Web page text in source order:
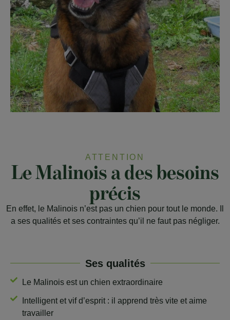
ATTENTION
Le Malinois a des besoins
précis
En effet, le Malinois n’est pas un chien pour tout le monde. Il
a ses qualités et ses contraintes qu’il ne faut pas négliger.
Ses qualités
Le Malinois est un chien extraordinaire
Intelligent et vif d’esprit : il apprend très vite et aime
travailler